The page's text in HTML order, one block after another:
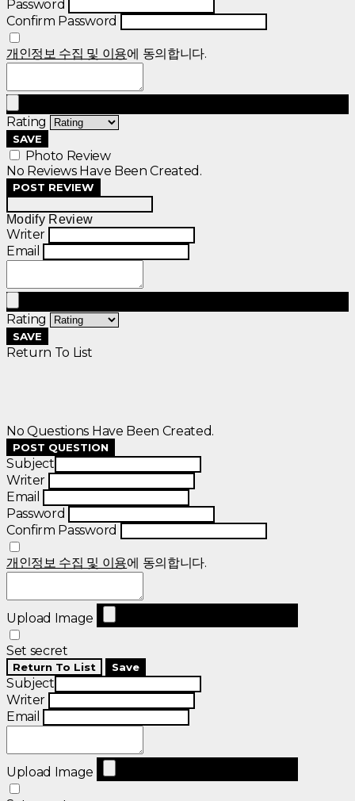
Password
Confirm Password
개인정보 수집 및 이용에 동의합니다.
Rating
SAVE
Photo Review
No Reviews Have Been Created.
POST REVIEW
Modify Review
Writer
Email
Rating
SAVE
Return To List
No Questions Have Been Created.
POST QUESTION
Subject
Writer
Email
Password
Confirm Password
개인정보 수집 및 이용에 동의합니다.
Upload Image
Set secret
Return To List Save
Subject
Writer
Email
Upload Image